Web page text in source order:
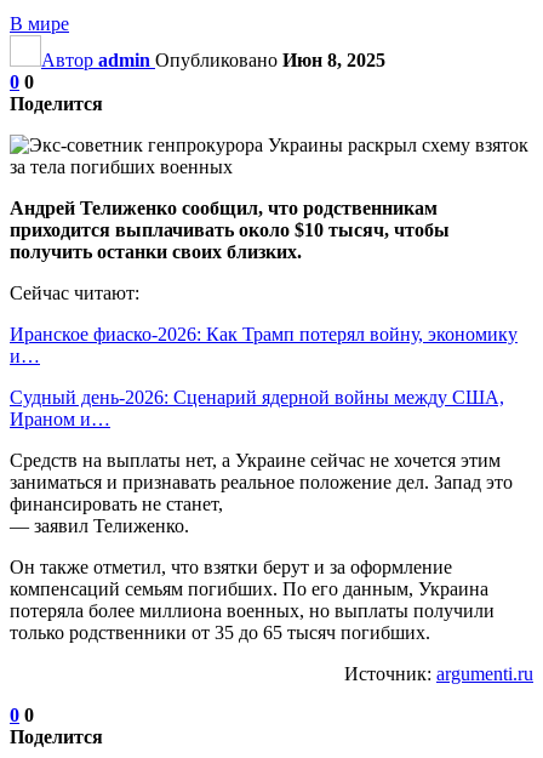
В мире
Автор admin Опубликовано Июн 8, 2025
0 0
Поделится
Андрей Телиженко сообщил, что родственникам
приходится выплачивать около $10 тысяч, чтобы
получить останки своих близких.
Сейчас читают:
Иранское фиаско-2026: Как Трамп потерял войну, экономику
и…
Судный день-2026: Сценарий ядерной войны между США,
Ираном и…
Средств на выплаты нет, а Украине сейчас не хочется этим
заниматься и признавать реальное положение дел. Запад это
финансировать не станет,
— заявил Телиженко.
Он также отметил, что взятки берут и за оформление
компенсаций семьям погибших. По его данным, Украина
потеряла более миллиона военных, но выплаты получили
только родственники от 35 до 65 тысяч погибших.
Источник: argumenti.ru
0 0
Поделится